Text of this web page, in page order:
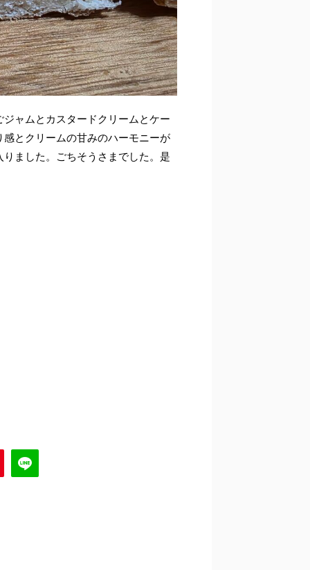
ャムとカスタードクリームとケー
とクリームの甘みのハーモニーが
ました。ごちそうさまでした。是